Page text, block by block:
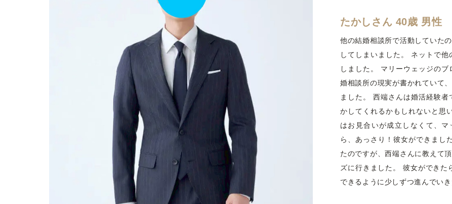
たかしさん 40歳 男性
他の結婚相談所で活動していた
してしまいました。 ネットで
しました。 マリーウェッジの
婚相談所の現実が書かれていて
ました。 西端さんは婚活経験
かしてくれるかもしれないと思
はお見合いが成立しなくて、
ら、あっさり！彼女ができまし
たのですが、西端さんに教えて
ズに行きました。 彼女ができた
できるように少しずつ進んでいき